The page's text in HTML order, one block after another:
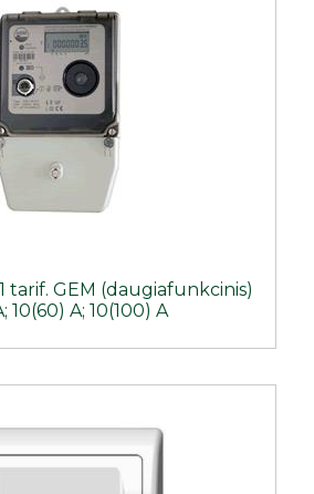
tarif. GEM (daugiafunkcinis)
10(60) A; 10(100) A